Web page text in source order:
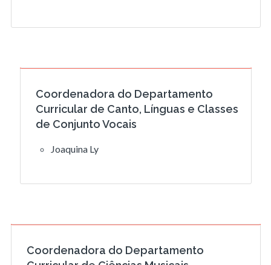
Coordenadora do Departamento
Curricular de Canto, Línguas e Classes
de Conjunto Vocais
Joaquina Ly
Coordenadora do Departamento